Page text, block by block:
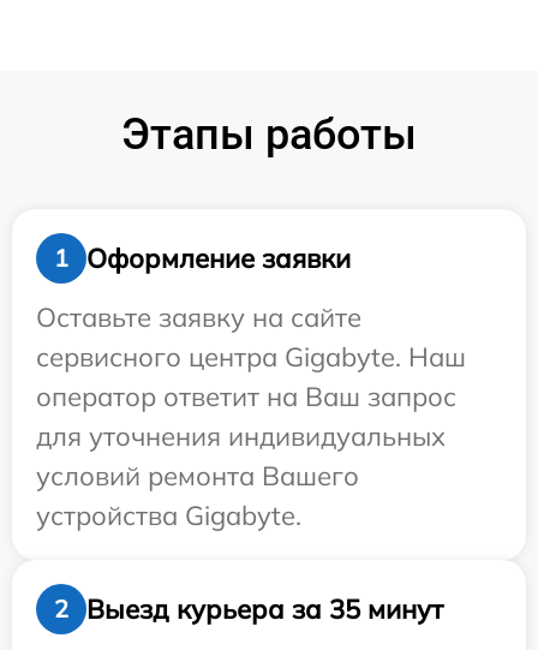
Этапы работы
1
Оформление заявки
Оставьте заявку на сайте
сервисного центра Gigabyte. Наш
оператор ответит на Ваш запрос
для уточнения индивидуальных
условий ремонта Вашего
устройства Gigabyte.
2
Выезд курьера за 35 минут